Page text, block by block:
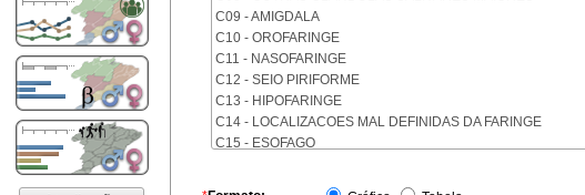
C09 - AMIGDALA
C10 - OROFARINGE
C11 - NASOFARINGE
C12 - SEIO PIRIFORME
C13 - HIPOFARINGE
C14 - LOCALIZACOES MAL DEFINIDAS DA FARINGE
C15 - ESOFAGO
C17 - INTESTINO DELGADO